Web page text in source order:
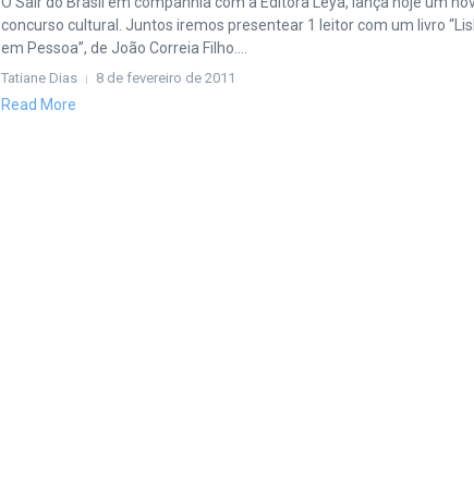
concurso cultural. Juntos iremos presentear 1 leitor com um livro
em Pessoa”, de João Correia Filho....
Tatiane Dias 8 de fevereiro de 2011
Read More